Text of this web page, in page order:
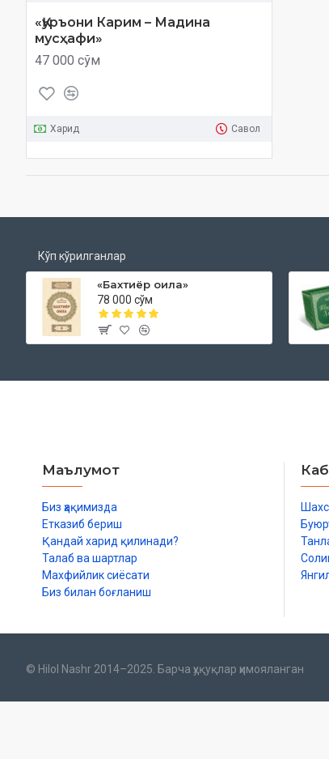
«Қуръони Карим – Мадина
мусҳафи»
47 000 сўм
Харид Савол
Кўп кўрилганлар
«Бахтиёр оила»
78 000 сўм
Маълумот
Биз ҳақимизда
Етказиб бериш
Қандай харид қилинади?
Талаб ва шартлар
Махфийлик сиёсати
Биз билан боғланиш
© Hilol Nashr 2014–2025. Барча ҳуқуқлар ҳимояланган